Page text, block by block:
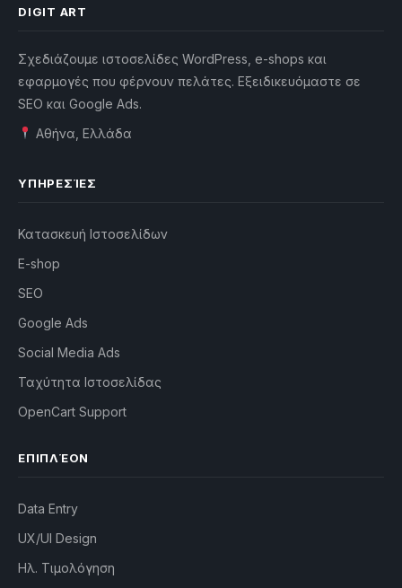
DIGIT ART
Σχεδιάζουμε ιστοσελίδες WordPress, e-shops και
εφαρμογές που φέρνουν πελάτες. Εξειδικευόμαστε σε
SEO και Google Ads.
Αθήνα, Ελλάδα
ΥΠΗΡΕΣΊΕΣ
Κατασκευή Ιστοσελίδων
E-shop
SEO
Google Ads
Social Media Ads
Ταχύτητα Ιστοσελίδας
OpenCart Support
ΕΠΙΠΛΈΟΝ
Data Entry
UX/UI Design
Ηλ. Τιμολόγηση